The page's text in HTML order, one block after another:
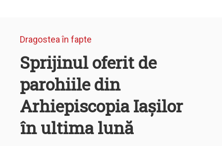
Dragostea în fapte
Sprijinul oferit de
parohiile din
Arhiepiscopia Iașilor
în ultima lună